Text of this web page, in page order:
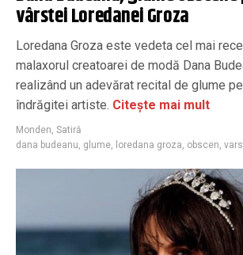
vârstei Loredanei Groza
Loredana Groza este vedeta cel mai
malaxorul creatoarei de modă Dana
realizând un adevărat recital de glume
îndrăgitei artiste. Citește mai mult
Monden, Satiră
dana budeanu, glume, loredana groza, obscen,